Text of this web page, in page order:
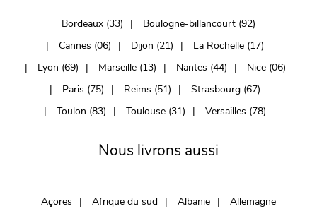
Bordeaux (33)
Boulogne-billancourt (92)
Cannes (06)
Dijon (21)
La Rochelle (17)
Lyon (69)
Marseille (13) Nantes (44)
Nice (06)
Paris (75)
Reims (51)
Strasbourg (67)
Toulon (83)
Toulouse (31) Versailles (78)
Nous livrons aussi
Açores Afrique du sud Albanie
Allemagne